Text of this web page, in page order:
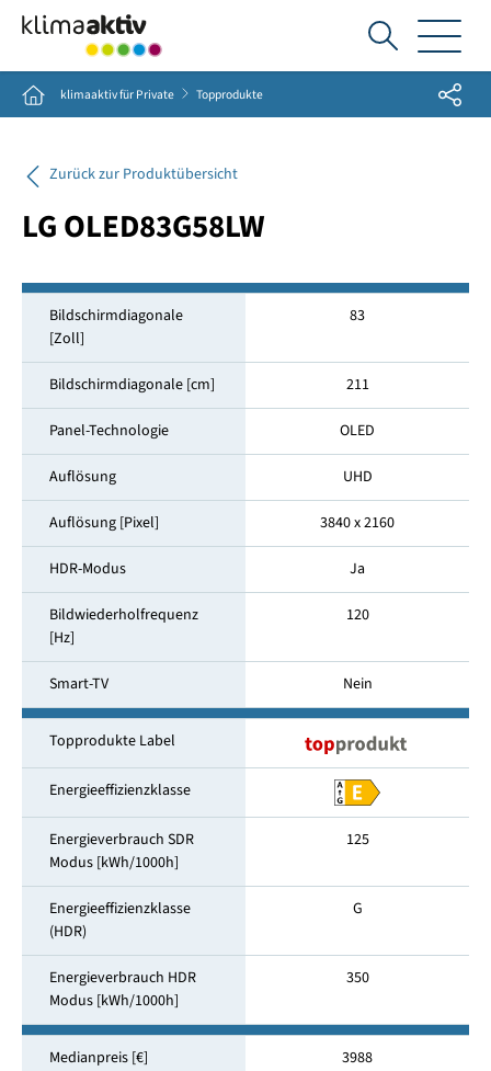
Ich
suche...
Home klimaaktiv für Private Topprodukte Share
Zurück zur Produktübersicht
LG OLED83G58LW
Bildschirmdiagonale
[Zoll]
83
Bildschirmdiagonale [cm] 211
Panel-Technologie OLED
Auflösung UHD
Auflösung [Pixel] 3840 x 2160
HDR-Modus Ja
Bildwiederholfrequenz
[Hz]
120
Smart-TV Nein
Topprodukte Label
Energieeffizienzklasse
Energieverbrauch SDR
Modus [kWh/1000h]
125
Energieeffizienzklasse
(HDR)
G
Energieverbrauch HDR
Modus [kWh/1000h]
350
Medianpreis [€] 3988